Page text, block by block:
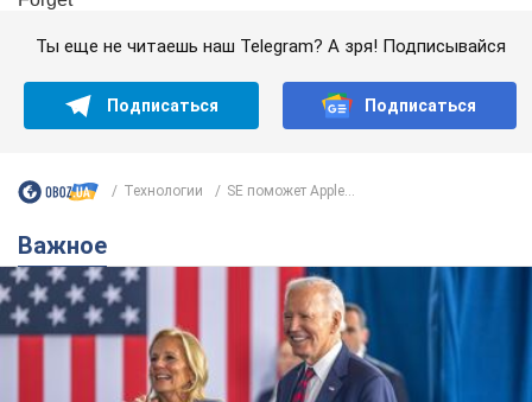
Ты еще не читаешь наш Telegram? А зря! Подписывайся
Подписаться Подписаться
Технологии SE поможет Apple...
Важное